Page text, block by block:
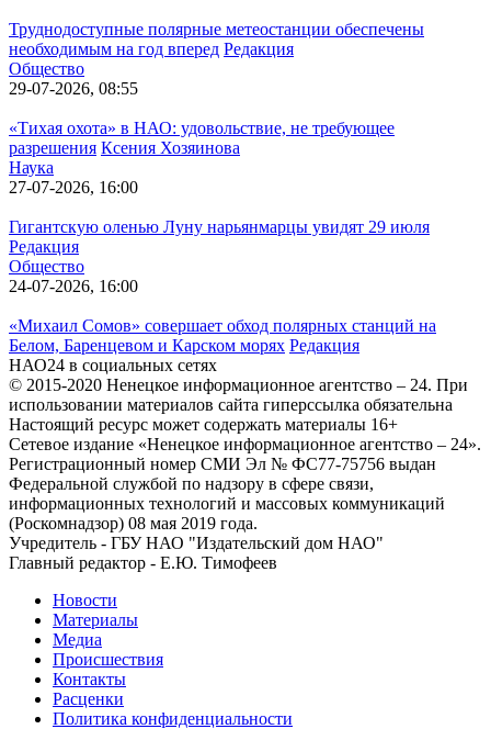
Труднодоступные полярные метеостанции обеспечены
необходимым на год вперед Редакция
Общество
29-07-2026, 08:55
«Тихая охота» в НАО: удовольствие, не требующее
разрешения Ксения Хозяинова
Наука
27-07-2026, 16:00
Гигантскую оленью Луну нарьянмарцы увидят 29 июля
Редакция
Общество
24-07-2026, 16:00
«Михаил Сомов» совершает обход полярных станций на
Белом, Баренцевом и Карском морях Редакция
НАО24 в социальных сетях
© 2015-2020 Ненецкое информационное агентство – 24. При
использовании материалов сайта гиперссылка обязательна
Настоящий ресурс может содержать материалы 16+
Сетевое издание «Ненецкое информационное агентство – 24».
Регистрационный номер СМИ Эл № ФС77-75756 выдан
Федеральной службой по надзору в сфере связи,
информационных технологий и массовых коммуникаций
(Роскомнадзор) 08 мая 2019 года.
Учредитель - ГБУ НАО "Издательский дом НАО"
Главный редактор - Е.Ю. Тимофеев
Новости
Материалы
Медиа
Происшествия
Контакты
Расценки
Политика конфиденциальности